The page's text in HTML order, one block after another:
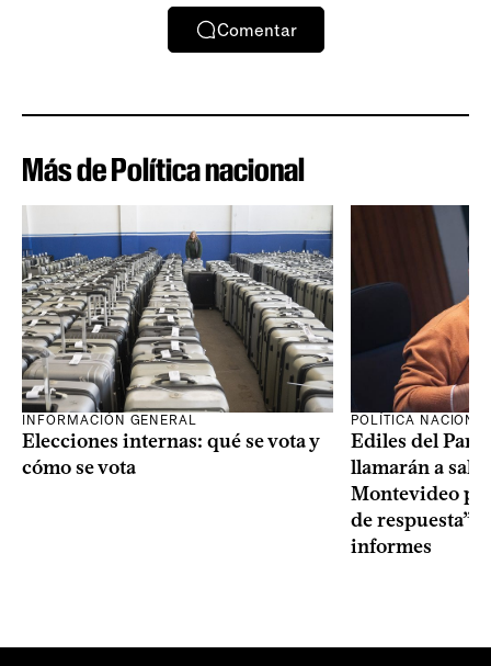
Comentar
Más de Política nacional
INFORMACIÓN GENERAL
Elecciones internas: qué se vota y
cómo se vota
POLÍTICA
Ediles del
llamarán a sala
Montevideo
de respuesta”
informes